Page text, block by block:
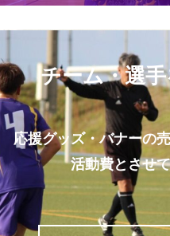
チーム・選
応援グッズ・バナーの
活動費とさせ